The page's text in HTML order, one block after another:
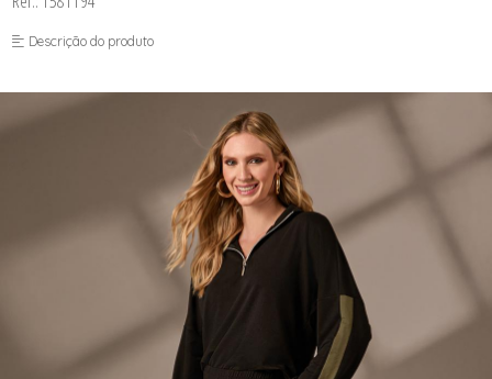
LONGO-AGOSTO I-
MACAC-AGOSTO I-
Descrição do produto